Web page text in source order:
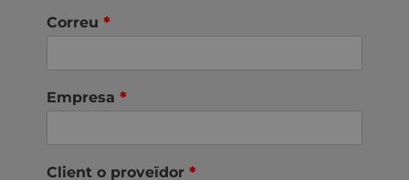
Correu *
Empresa *
Client o proveïdor *